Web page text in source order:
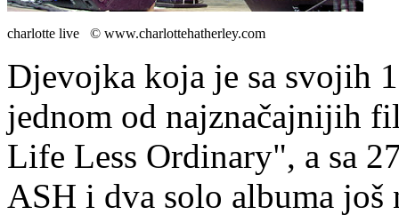
charlotte live © www.charlottehatherley.com
Djevojka koja je sa svojih
jednom od najznačajnijih
Life Less Ordinary", a sa
ASH i dva solo albuma